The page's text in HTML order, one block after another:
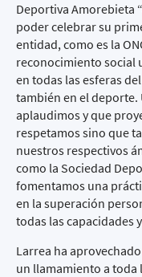
Deportiva Amorebieta
poder celebrar su
entidad, como es la
reconocimiento social
en todas las esferas
también en el
aplaudimos y que
respetamos sino que
nuestros respectivos
como la Sociedad
fomentamos una
en la superación
todas las capacidades
Larrea ha
un llamamiento a toda